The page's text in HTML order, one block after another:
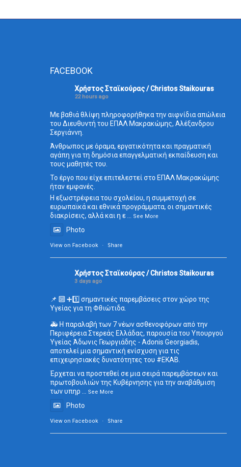
FACEBOOK
Χρήστος Σταϊκούρας / Christos Staikouras
22 hours ago
Με βαθιά θλίψη πληροφορήθηκα την αιφνίδια απώλεια
του Διευθυντή του ΕΠΑΛ Μακρακώμης, Αλέξανδρου
Σεργιάννη.
Άνθρωπος με όραμα, εργατικότητα και πραγματική
αγάπη για τη δημόσια επαγγελματική εκπαίδευση και
τους μαθητές του.
Το έργο που είχε επιτελεστεί στο ΕΠΑΛ Μακρακώμης
ήταν εμφανές.
Η εξωστρέφεια του σχολείου, η συμμετοχή σε
ευρωπαϊκά και εθνικά προγράμματα, οι σημαντικές
διακρίσεις, αλλά και η ε... See More
Photo
View on Facebook · Share
Χρήστος Σταϊκούρας / Christos Staikouras
3 days ago
📌 🔟 ➕1️⃣ σημαντικές παρεμβάσεις στον χώρο της
Υγείας για τη Φθιώτιδα.
🚑 Η παραλαβή των 7 νέων ασθενοφόρων από την
Περιφέρεια Στερεάς Ελλάδας, παρουσία του Υπουργού
Υγείας Άδωνις Γεωργιάδης - Adonis Georgiadis,
αποτελεί μια σημαντική ενίσχυση για τις
επιχειρησιακές δυνατότητες του #ΕΚΑΒ.
Έρχεται να προστεθεί σε μια σειρά παρεμβάσεων και
πρωτοβουλιών της Κυβέρνησης για την αναβάθμιση
των υπηρ ... See More
Photo
View on Facebook · Share